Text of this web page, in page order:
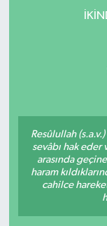
Resûlullah
sevâbı hak eder
arasında
haram
cahilce
Son Dakika